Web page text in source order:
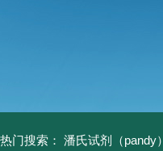
热门搜索： 潘氏试剂（pandy）